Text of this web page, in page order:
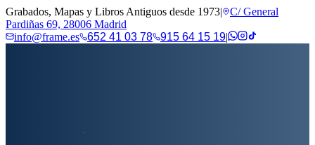
Grabados, Mapas y Libros Antiguos desde 1973|
C/ General
Pardiñas 69, 28006 Madrid
info@frame.es
652 41 03 78 915 64 15 19|